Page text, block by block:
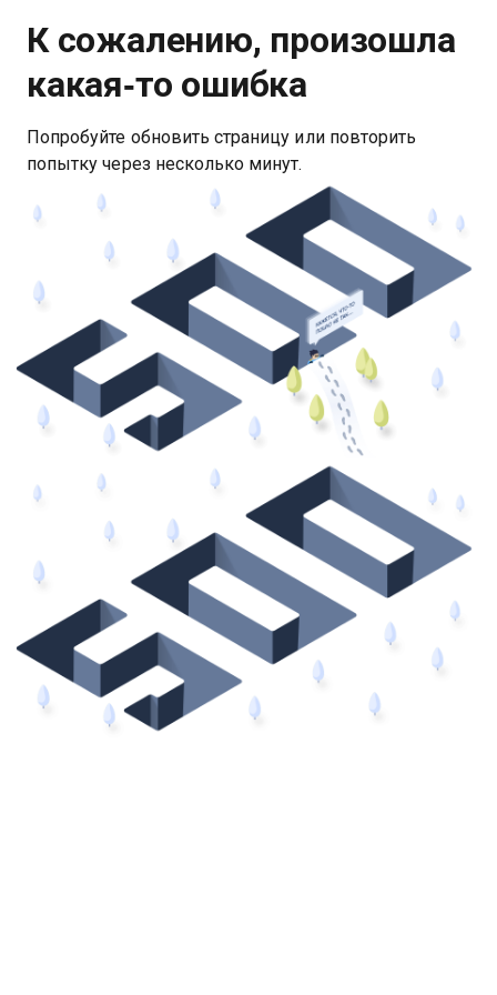
К сожалению, произошла
какая‑то ошибка
Попробуйте обновить страницу или повторить
попытку через несколько минут.